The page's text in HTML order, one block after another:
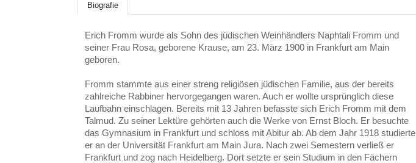
Biografie
Erich Fromm wurde als Sohn des jüdischen Weinhändlers Naphtali Fromm und
seiner Frau Rosa, geborene Krause, am 23. März 1900 in Frankfurt am Main
geboren.
Fromm stammte aus einer streng religiösen jüdischen Familie, aus der bereits
zahlreiche Rabbiner hervorgegangen waren. Auch er wollte ursprünglich diese
Laufbahn einschlagen. Bereits mit 13 Jahren befasste sich Erich Fromm mit dem
Talmud. Zu seiner Lektüre gehörten auch die Werke von Ernst Bloch. Er besuchte
das Gymnasium in Frankfurt und schloss mit Abitur ab. Ab dem Jahr 1918 studierte
er an der Universität Frankfurt am Main Jura. Nach zwei Semestern verließ er
Frankfurt und zog nach Heidelberg. Dort setzte er sein Studium in den Fächern